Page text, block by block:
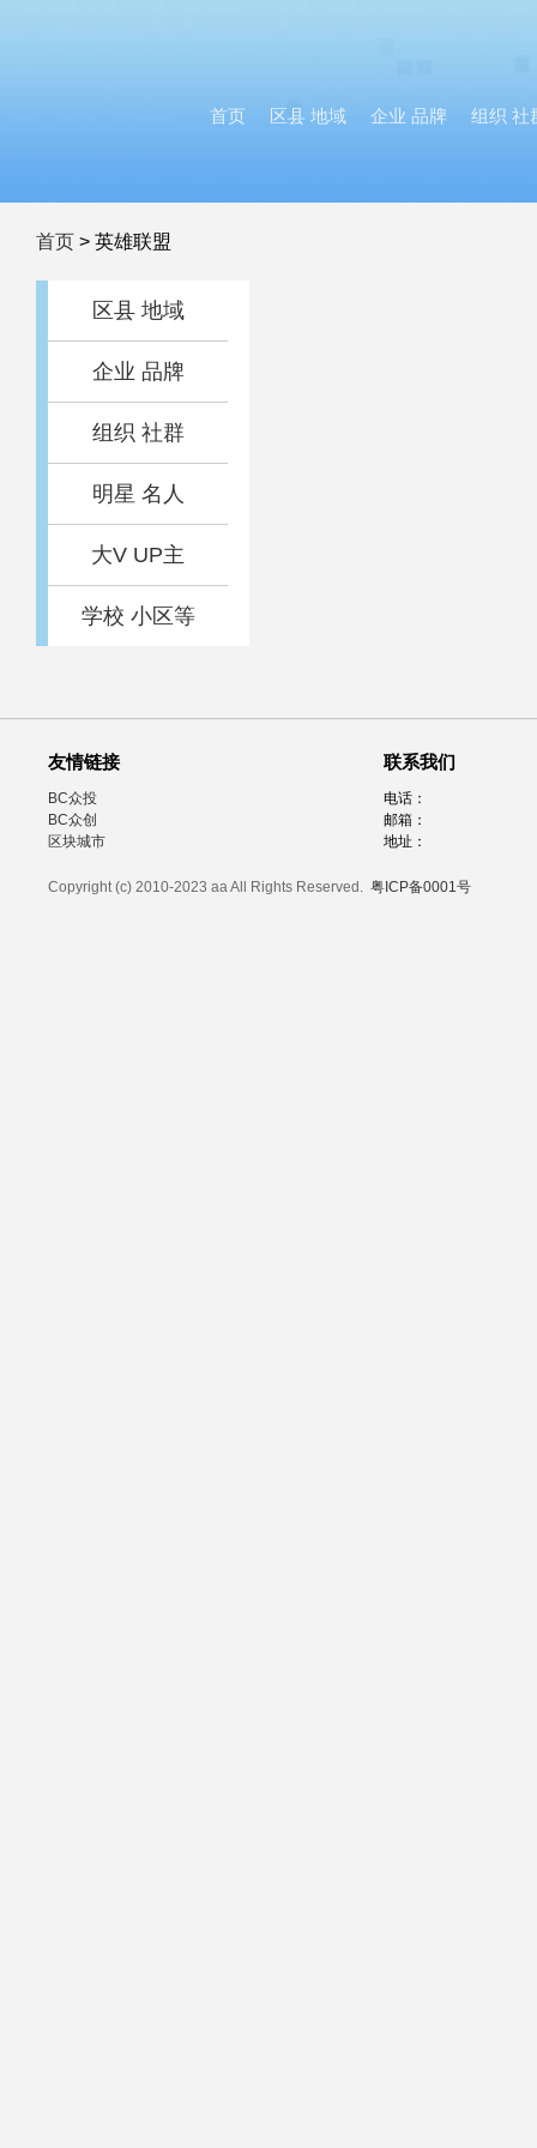
首页 区县 地域 企业 品牌 组织 社
首页 > 英雄联盟
区县 地域
企业 品牌
组织 社群
明星 名人
大V UP主
学校 小区等
友情链接
BC众投
BC众创
区块城市
联系我们
电话：
邮箱：
地址：
Copyright (c) 2010-2023 aa All Rights Reserved. 粤ICP备0001号